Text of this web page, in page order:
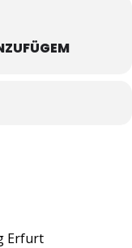
Erfurt